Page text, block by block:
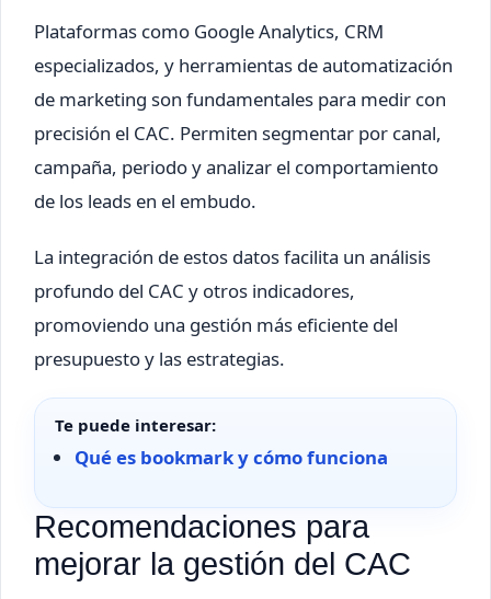
Plataformas como Google Analytics, CRM
especializados, y herramientas de automatización
de marketing son fundamentales para medir con
precisión el CAC. Permiten segmentar por canal,
campaña, periodo y analizar el comportamiento
de los leads en el embudo.
La integración de estos datos facilita un análisis
profundo del CAC y otros indicadores,
promoviendo una gestión más eficiente del
presupuesto y las estrategias.
Te puede interesar:
Qué es bookmark y cómo funciona
Recomendaciones para
mejorar la gestión del CAC